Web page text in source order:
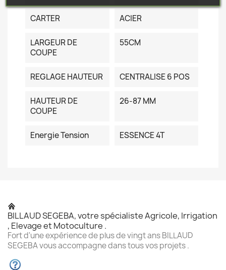
CARTER ACIER
LARGEUR DE
COUPE
55CM
REGLAGE HAUTEUR CENTRALISE 6 POS
HAUTEUR DE
COUPE
26-87 MM
Energie Tension ESSENCE 4T
BILLAUD SEGEBA, votre spécialiste Agricole, Irrigation
, Elevage et Motoculture .
Fort d'une expérience de plus de vingt ans BILLAUD
SEGEBA vous accompagne dans tous vos projets .